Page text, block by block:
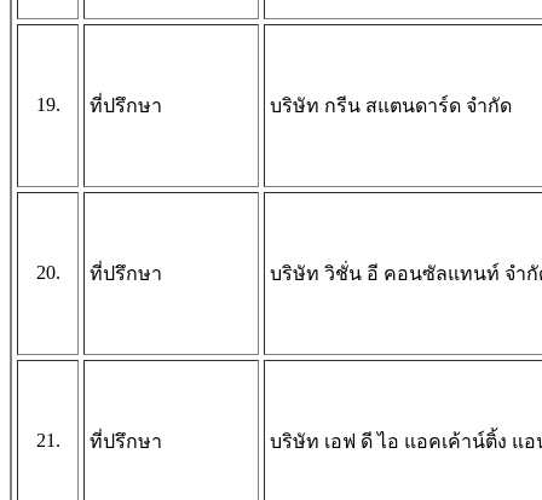
19. ที่ปรึกษา บริษัท กรีน สแตนดาร์ด จำกัด
20. ที่ปรึกษา บริษัท วิชั่น อี คอนซัลแทนท์ จำกั
21. ที่ปรึกษา บริษัท เอฟ ดี ไอ แอคเค้าน์ติ้ง แ